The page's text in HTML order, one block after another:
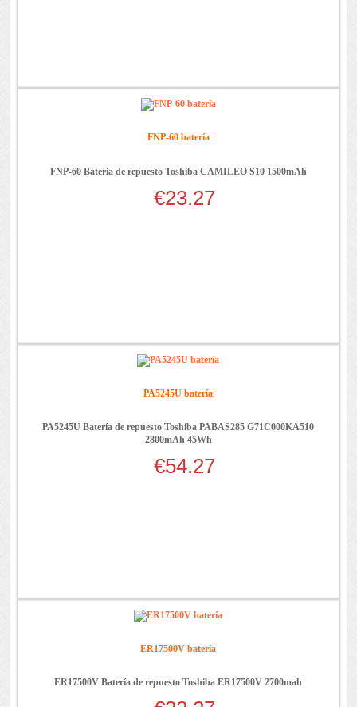
FNP-60 batería
FNP-60 Batería de repuesto Toshiba CAMILEO S10 1500mAh
€23.27
PA5245U batería
PA5245U Batería de repuesto Toshiba PABAS285 G71C000KA510
2800mAh 45Wh
€54.27
ER17500V batería
ER17500V Batería de repuesto Toshiba ER17500V 2700mah